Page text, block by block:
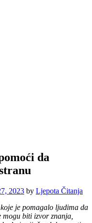
da
2023 by Ljepota Čitanja
je pomagalo ljudima da
mogu biti izvor znanja,